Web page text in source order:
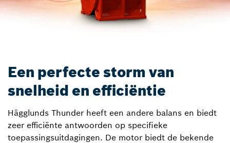
Een perfecte storm van
snelheid en efficiëntie
Hägglunds Thunder heeft een andere balans en biedt
zeer efficiënte antwoorden op specifieke
toepassingsuitdagingen. De motor biedt de bekende